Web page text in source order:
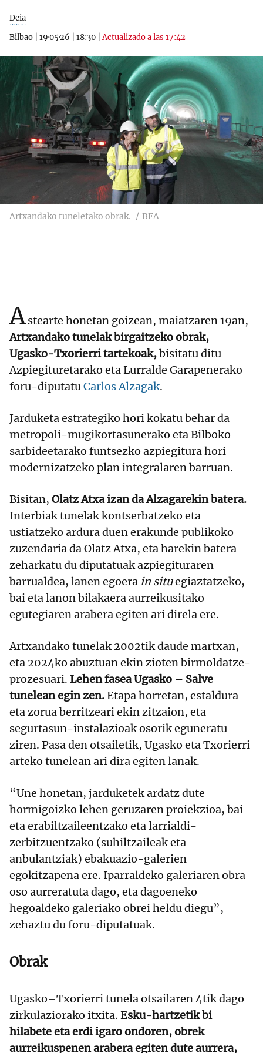
Deia
Bilbao
19·05·26 18:30 |Actualizado a las 17:42
Artxandako tuneletako obrak. BFA
Astearte honetan goizean, maiatzaren 19an,
Artxandako tunelak birgaitzeko obrak,
Ugasko-Txorierri tartekoak,bisitatu ditu
Azpiegituretarako eta Lurralde Garapenerako
foru-diputatuCarlos Alzagak.
Jarduketa estrategiko hori kokatu behar da
metropoli-mugikortasunerako eta Bilboko
sarbideetarako funtsezko azpiegitura hori
modernizatzeko plan integralaren barruan.
Bisitan, Olatz Atxa izan da Alzagarekin batera.
Interbiak tunelak kontserbatzeko eta
ustiatzeko ardura duen erakunde publikoko
zuzendaria da Olatz Atxa, eta harekin batera
zeharkatu du diputatuak azpiegituraren
barrualdea, lanen egoerain situegiaztatzeko,
bai eta lanon bilakaera aurreikusitako
egutegiaren arabera egiten ari direla ere.
Artxandako tunelak 2002tik daude martxan,
eta 2024ko abuztuan ekin zioten birmoldatze-
prozesuari. Lehen fasea Ugasko – Salve
tunelean egin zen.Etapa horretan, estaldura
eta zorua berritzeari ekin zitzaion, eta
segurtasun-instalazioak osorik eguneratu
ziren. Pasa den otsailetik, Ugasko eta Txorierri
arteko tunelean ari dira egiten lanak.
“Une honetan, jarduketek ardatz dute
hormigoizko lehen geruzaren proiekzioa, bai
eta erabiltzaileentzako eta larrialdi-
zerbitzuentzako (suhiltzaileak eta
anbulantziak) ebakuazio-galerien
egokitzapena ere. Iparraldeko galeriaren obra
oso aurreratuta dago, eta dagoeneko
hegoaldeko galeriako obrei heldu diegu”,
zehaztu du foru-diputatuak.
Obrak
Ugasko–Txorierri tunela otsailaren 4tik dago
zirkulaziorako itxita. Esku-hartzetik bi
hilabete eta erdi igaro ondoren, obrek
aurreikuspenen arabera egiten dute aurrera,